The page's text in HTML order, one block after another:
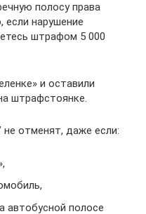
полосу права
если нарушение
штрафом 5 000
и оставили
штрафстоянке.
отменят, даже если:
автобусной полосе